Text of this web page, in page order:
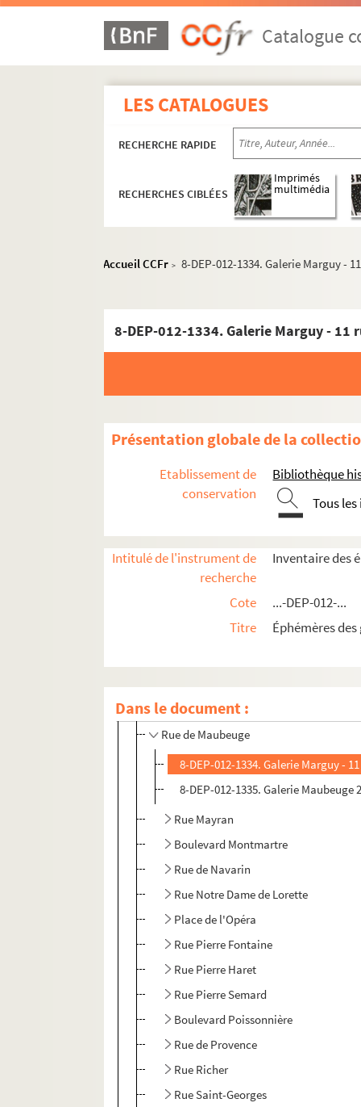
Catalogue
LES CATALOGUES
RECHERCHE RAPIDE
RECHERCHES CIBLÉES
Imprimés
multimédia
Accueil CCFr > 8-DEP-012-1334. Galerie Marguy -
8-DEP-012-1334. Galerie Marguy - 11
Présentation globale de la
Etablissement de
conservation
Bibliothèque
Tous
Intitulé de l'instrument de
recherche
Inventaire des
Cote
...-DEP-012-...
Titre
Éphémères
Dans le document :
6e arrondissement
7e arrondissement
8e arrondissement
Rue Auber
Rue Bergère
Rue de Caumartin
Rue de la Chaussée d'Antin
Boulevard de Clichy
Rue Duperré
Rue du Faubourg Montmartre
Rue Godot de Mauroy
Rue de la Grange Batelière
Rue Halévy
Rue Jean-Baptiste Pigalle
Rue La Fayette
Rue de La Rochefoucauld
Rue Le Peletier
Rue de Maubeuge
8-DEP-012-1334. Galerie Marguy -
8-DEP-012-1335. Galerie Maubeuge
Rue Mayran
Boulevard Montmartre
Rue de Navarin
Rue Notre Dame de Lorette
Place de l'Opéra
Rue Pierre Fontaine
Rue Pierre Haret
Rue Pierre Semard
Boulevard Poissonnière
Rue de Provence
Rue Richer
Rue Saint-Georges